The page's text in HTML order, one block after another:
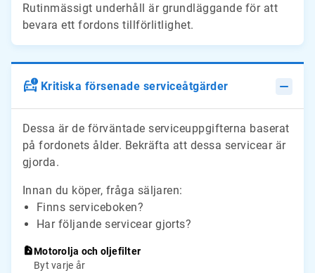
Rutinmässigt underhåll är grundläggande för att
bevara ett fordons tillförlitlighet.
Kritiska försenade serviceåtgärder
Dessa är de förväntade serviceuppgifterna baserat
på fordonets ålder. Bekräfta att dessa servicear är
gjorda.
Innan du köper, fråga säljaren:
Finns serviceboken?
Har följande servicear gjorts?
Motorolja och oljefilter
Byt varje år